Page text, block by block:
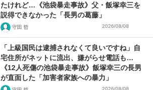
たけれど…《池袋暴走事故》父・飯塚幸三を
説得できなかった「長男の葛藤」
守田 哲 2026/08/08
「上級国民は逮捕されなくて良いですね」自
宅住所がネットに流出、嫌がらせ電話も…
《12人死傷の池袋暴走事故》飯塚幸三の長男
が直面した「加害者家族への暴力」